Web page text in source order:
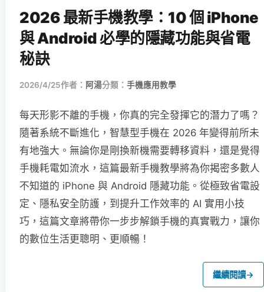
2026 最新手機教學：10 個 iPhone
與 Android 必學的隱藏功能與省電
秘訣
2026/4/25作者： 阿湯分類： 手機應用教學
每天形影不離的手機，你真的完全發揮它的潛力了嗎？
隨著系統不斷進化，智慧型手機在 2026 年變得前所未
有地強大。無論你是剛換新機需要轉移資料，還是覺得
手機耗電如流水，這篇最新手機教學將為你揭密多數人
不知道的 iPhone 與 Android 隱藏功能。從極致省電設
定、隱私安全防護，到提升工作效率的 AI 實用小技
巧，這篇文章將帶你一步步解鎖手機的真實戰力，讓你
的數位生活更聰明、更順暢！
繼續閱讀→